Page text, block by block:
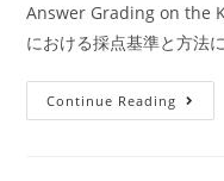
1
Answer Grading on the
における採点基準と方法
Continue Reading
vs.